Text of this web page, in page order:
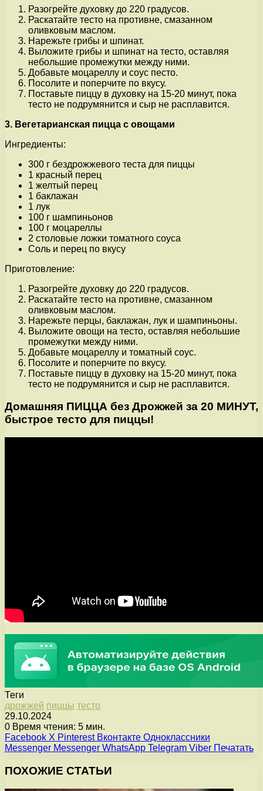
Разогрейте духовку до 220 градусов.
Раскатайте тесто на противне, смазанном
оливковым маслом.
Нарежьте грибы и шпинат.
Выложите грибы и шпинат на тесто, оставляя
небольшие промежутки между ними.
Добавьте моцареллу и соус песто.
Посолите и поперчите по вкусу.
Поставьте пиццу в духовку на 15-20 минут, пока
тесто не подрумянится и сыр не расплавится.
3. Вегетарианская пицца с овощами
Ингредиенты:
300 г бездрожжевого теста для пиццы
1 красный перец
1 желтый перец
1 баклажан
1 лук
100 г шампиньонов
100 г моцареллы
2 столовые ложки томатного соуса
Соль и перец по вкусу
Приготовление:
Разогрейте духовку до 220 градусов.
Раскатайте тесто на противне, смазанном
оливковым маслом.
Нарежьте перцы, баклажан, лук и шампиньоны.
Выложите овощи на тесто, оставляя небольшие
промежутки между ними.
Добавьте моцареллу и томатный соус.
Посолите и поперчите по вкусу.
Поставьте пиццу в духовку на 15-20 минут, пока
тесто не подрумянится и сыр не расплавится.
Домашняя ПИЦЦА без Дрожжей за 20 МИНУТ,
быстрое тесто для пиццы!
Теги
дрожжей пиццы тесто
29.10.2024
0 Время чтения: 5 мин.
Facebook X Pinterest Вконтакте Одноклассники
Messenger Messenger WhatsApp Telegram Viber Печатать
ПОХОЖИЕ СТАТЬИ